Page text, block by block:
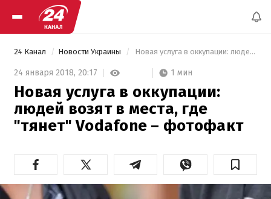
24 Канал Новости Украины Новая услуга в оккупации: людей возят в места, где "тянет" Vodafone – фотофакт
24 января 2018, 20:17 1 мин
Новая услуга в оккупации:
людей возят в места, где
"тянет" Vodafone – фотофакт